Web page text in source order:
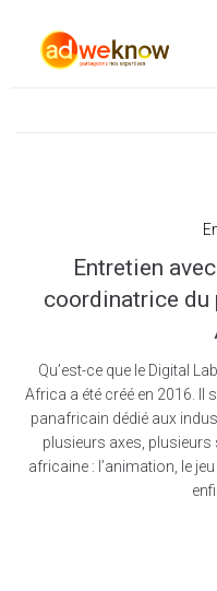
Entretien
coordinatrice du
Qu’est-ce que le Digital
Africa a été créé en 2016. Il
panafricain dédié aux
plusieurs axes,
africaine : l’animation, le